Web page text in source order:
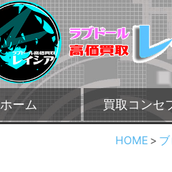
ホーム 買取コンセ
HOME